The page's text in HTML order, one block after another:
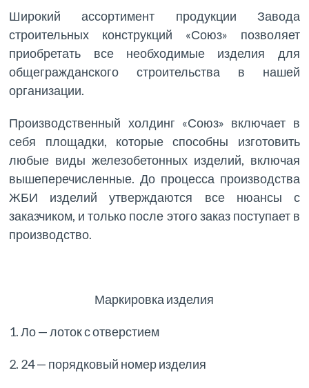
Широкий ассортимент продукции Завода
строительных конструкций «Союз» позволяет
приобретать все необходимые изделия для
общегражданского строительства в нашей
организации.
Производственный холдинг «Союз» включает в
себя площадки, которые способны изготовить
любые виды железобетонных изделий, включая
вышеперечисленные. До процесса производства
ЖБИ изделий утверждаются все нюансы с
заказчиком, и только после этого заказ поступает в
производство.
Маркировка изделия
1. Ло — лоток с отверстием
2. 24 — порядковый номер изделия